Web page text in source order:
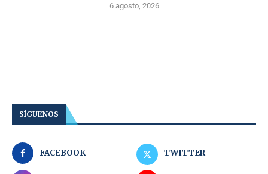
6 agosto, 2026
SÍGUENOS
FACEBOOK TWITTER